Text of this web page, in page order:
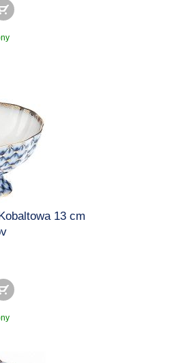
13 cm